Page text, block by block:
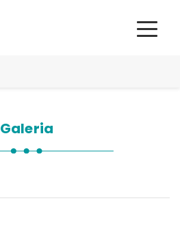
Galeria